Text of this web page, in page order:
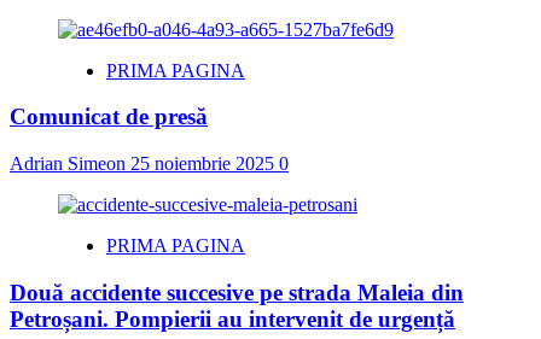
PRIMA PAGINA
Comunicat de presă
Adrian Simeon 25 noiembrie 2025 0
PRIMA PAGINA
Două accidente succesive pe strada Maleia din
Petroșani. Pompierii au intervenit de urgență